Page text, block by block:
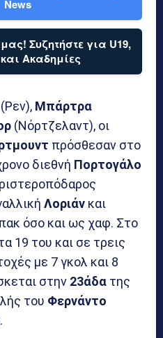
News
Συζητήστε για U19,
και Ακαδημίες
(Ρεν), Μπάρτρα
(Νόρτζελαντ), οι
πρόσθεσαν στο
διεθνή Πορτογάλο
Λοριάν και
όσο και ως χαφ. Στο
19 του και σε τρεις
με 7 γκολ και 8
στην 23άδα της
του Φερνάντο
.